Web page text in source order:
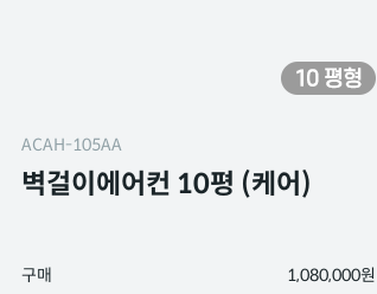
ACAH-105AA
벽걸이에어컨 10평 (케어)
구매
1,080,000원